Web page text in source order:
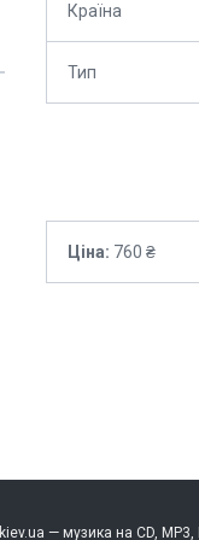
Країна
Тип
Ціна: 760 ₴